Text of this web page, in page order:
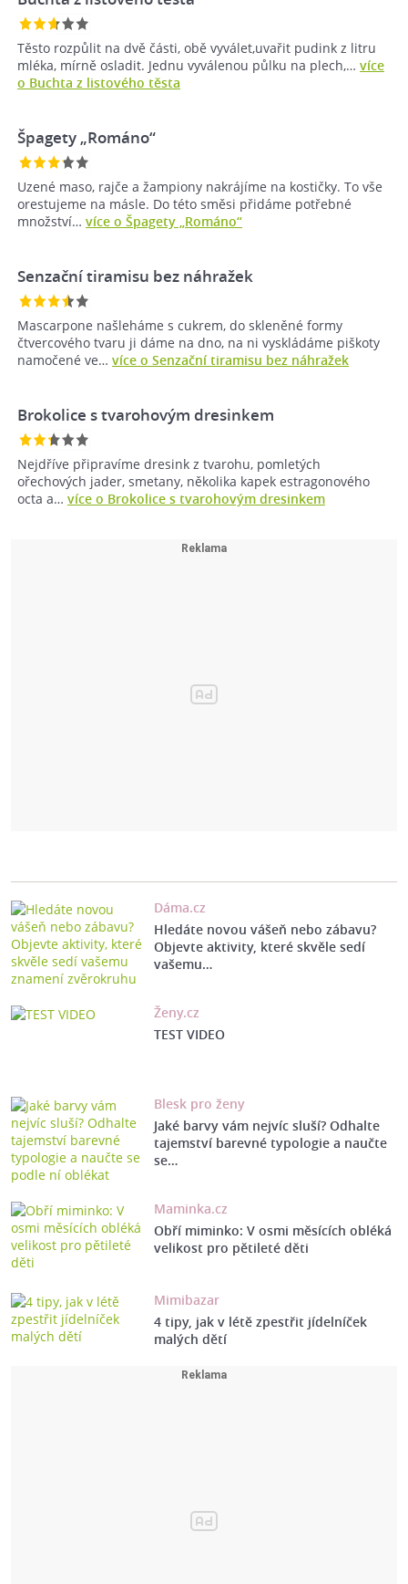
Těsto rozpůlit na dvě části, obě vyválet,uvařit pudink z litru
mléka, mírně osladit. Jednu vyválenou půlku na plech,… více
o Buchta z listového těsta
Špagety „Románo“
Uzené maso, rajče a žampiony nakrájíme na kostičky. To vše
orestujeme na másle. Do této směsi přidáme potřebné
množství… více o Špagety „Románo“
Senzační tiramisu bez náhražek
Mascarpone našleháme s cukrem, do skleněné formy
čtvercového tvaru ji dáme na dno, na ni vyskládáme piškoty
namočené ve… více o Senzační tiramisu bez náhražek
Brokolice s tvarohovým dresinkem
Nejdříve připravíme dresink z tvarohu, pomletých
ořechových jader, smetany, několika kapek estragonového
octa a… více o Brokolice s tvarohovým dresinkem
Dáma.cz
Hledáte novou vášeň nebo zábavu?
Objevte aktivity, které skvěle sedí
vašemu…
Ženy.cz
TEST VIDEO
Blesk pro ženy
Jaké barvy vám nejvíc sluší? Odhalte
tajemství barevné typologie a naučte
se…
Maminka.cz
Obří miminko: V osmi měsících obléká
velikost pro pětileté děti
Mimibazar
4 tipy, jak v létě zpestřit jídelníček
malých dětí